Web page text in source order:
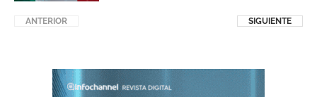
ANTERIOR SIGUIENTE